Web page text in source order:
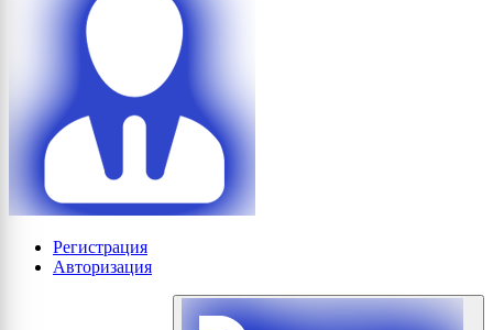
Регистрация
Авторизация